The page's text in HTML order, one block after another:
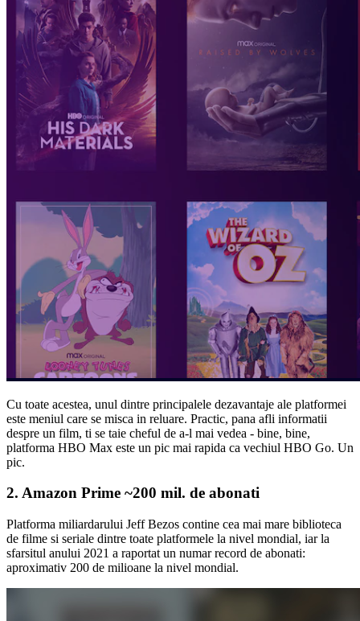
Cu toate acestea, unul dintre principalele dezavantaje ale platformei
este meniul care se misca in reluare. Practic, pana afli informatii
despre un film, ti se taie cheful de a-l mai vedea - bine, bine,
platforma HBO Max este un pic mai rapida ca vechiul HBO Go. Un
pic.
2. Amazon Prime ~200 mil. de abonati
Platforma miliardarului Jeff Bezos contine cea mai mare biblioteca
de filme si seriale dintre toate platformele la nivel mondial, iar la
sfarsitul anului 2021 a raportat un numar record de abonati:
aproximativ 200 de milioane la nivel mondial.